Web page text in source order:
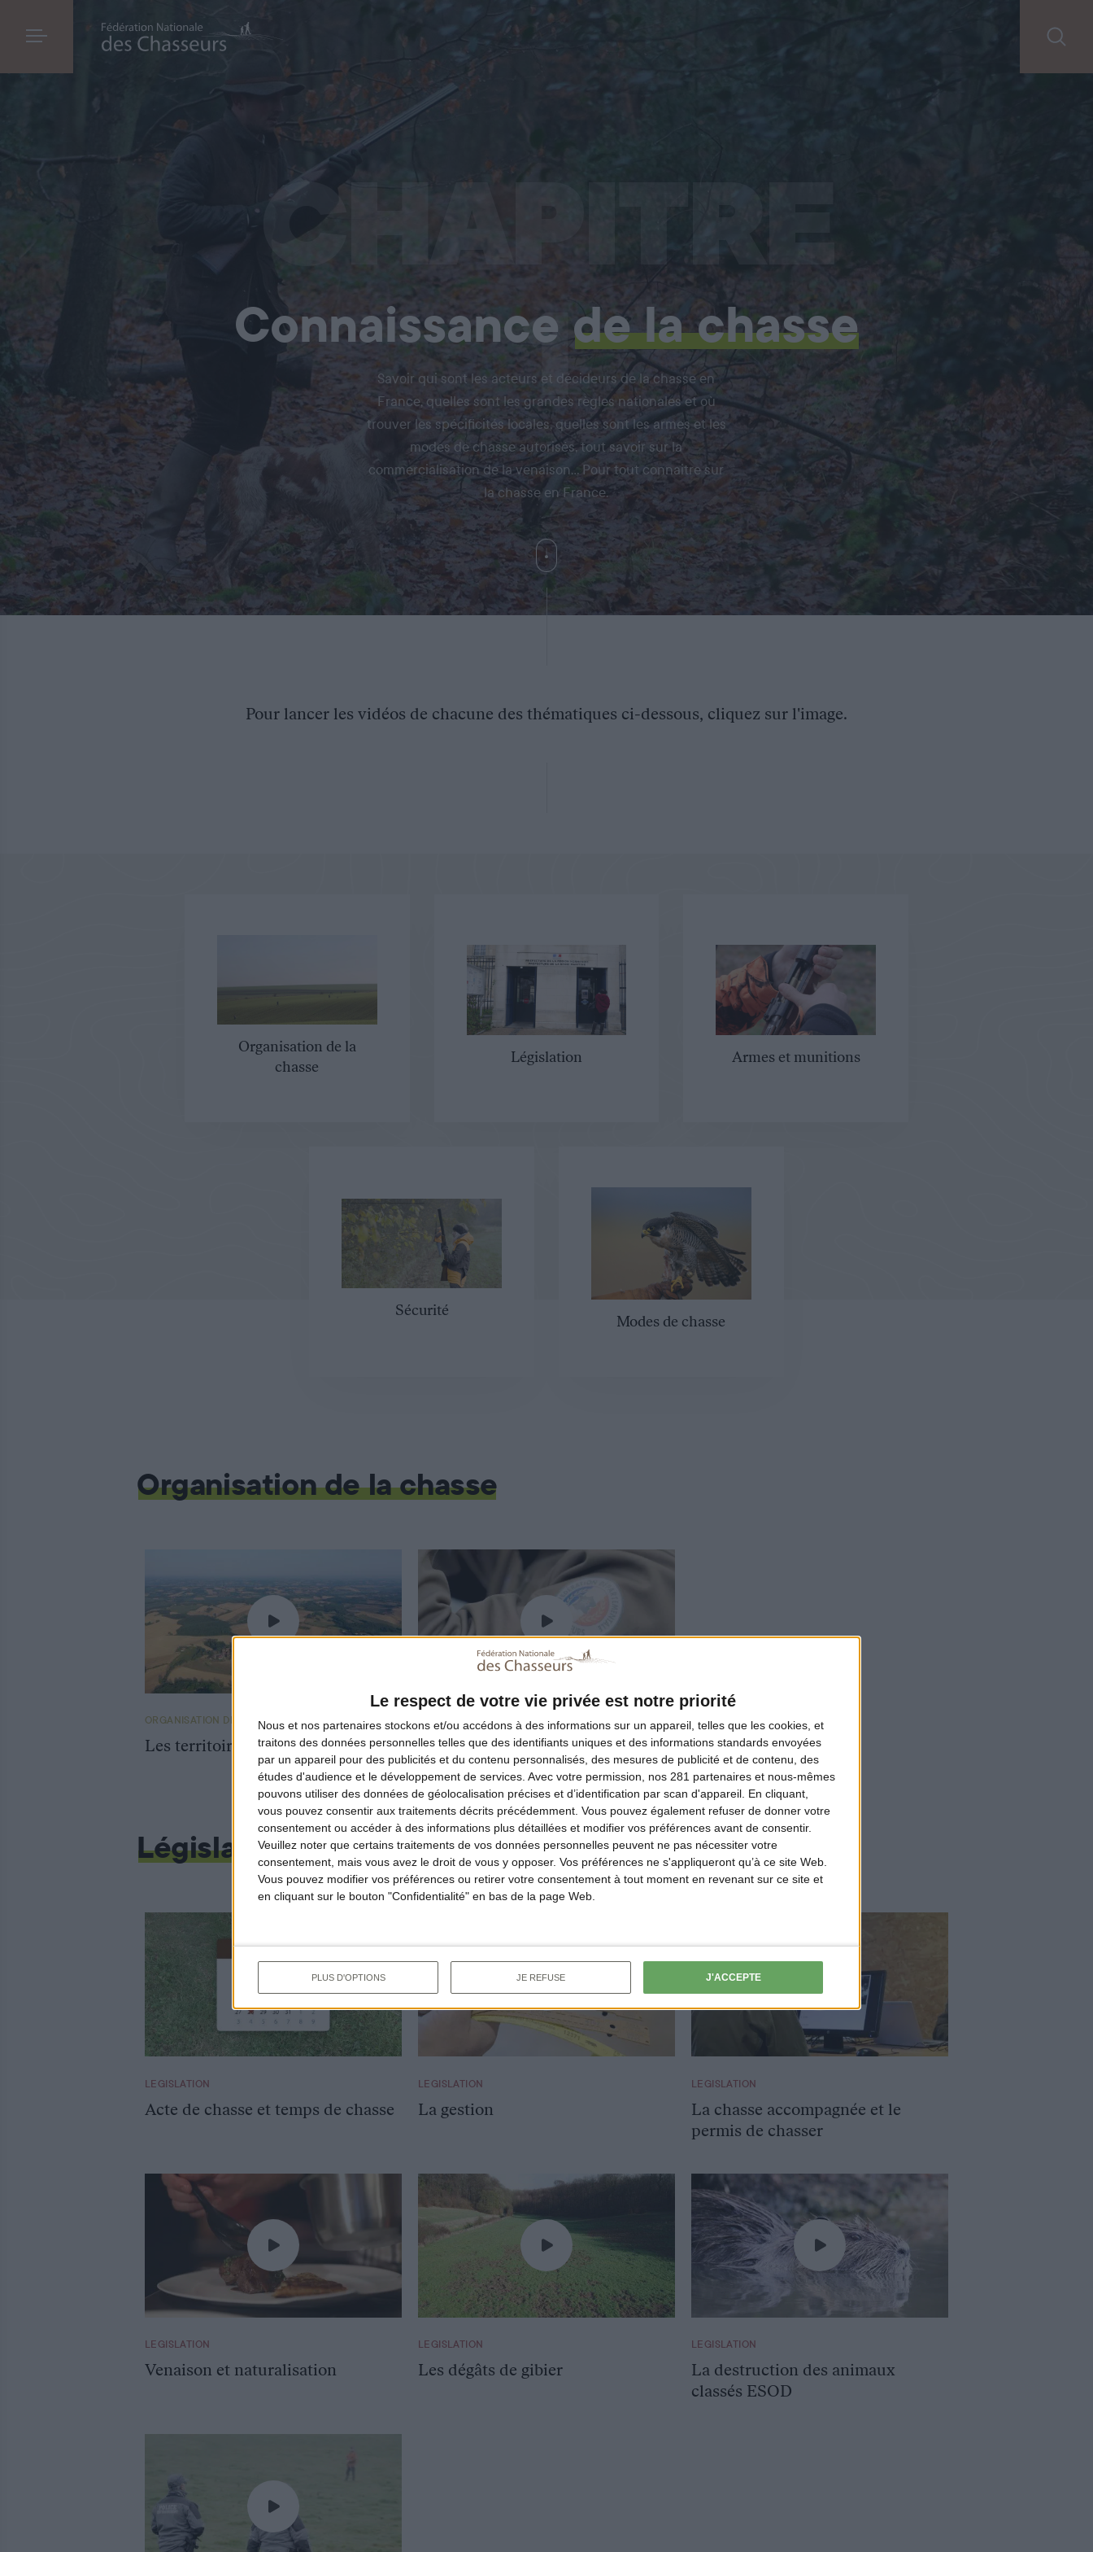
Le respect de votre vie privée est notre priorité
Nous et nos partenaires stockons et/ou accédons à des informations sur un appareil, telles que les cookies, et
traitons des données personnelles telles que des identifiants uniques et des informations standards envoyées
par un appareil pour des publicités et du contenu personnalisés, des mesures de publicité et de contenu, des
études d'audience et le développement de services. Avec votre permission, nos 281 partenaires et nous-mêmes
pouvons utiliser des données de géolocalisation précises et d’identification par scan d'appareil. En cliquant,
vous pouvez consentir aux traitements décrits précédemment. Vous pouvez également refuser de donner votre
consentement ou accéder à des informations plus détaillées et modifier vos préférences avant de consentir.
Veuillez noter que certains traitements de vos données personnelles peuvent ne pas nécessiter votre
consentement, mais vous avez le droit de vous y opposer. Vos préférences ne s'appliqueront qu’à ce site Web.
Vous pouvez modifier vos préférences ou retirer votre consentement à tout moment en revenant sur ce site et
en cliquant sur le bouton "Confidentialité" en bas de la page Web.
PLUS D'OPTIONS JE REFUSE J'ACCEPTE
CHAPITRE
1
Connaissance de la chasse
Savoir qui sont les acteurs et décideurs de la chasse en
France, quelles sont les grandes règles nationales et où
trouver les spécificités locales, quelles sont les armes et les
modes de chasse autorisés, tout savoir sur la
commercialisation de la venaison… Pour tout connaitre sur
la chasse en France.
Pour lancer les vidéos de chacune des thématiques ci-dessous, cliquez sur l'image.
Organisation de la
chasse
Législation Armes et munitions
Sécurité
Modes de chasse
Organisation de la chasse
ORGANISATION DE LA CHASSE
Les territoires
ORGANISATION DE LA CHASSE
Les structures
Législation
LEGISLATION
Acte de chasse et temps de chasse
LEGISLATION
La gestion
LEGISLATION
La chasse accompagnée et le
permis de chasser
LEGISLATION
Venaison et naturalisation
LEGISLATION
Les dégâts de gibier
LEGISLATION
La destruction des animaux
classés ESOD